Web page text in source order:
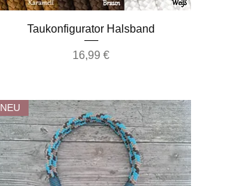
Schnellansicht
Taukonfigurator Halsband
Preis
16,99 €
NEU